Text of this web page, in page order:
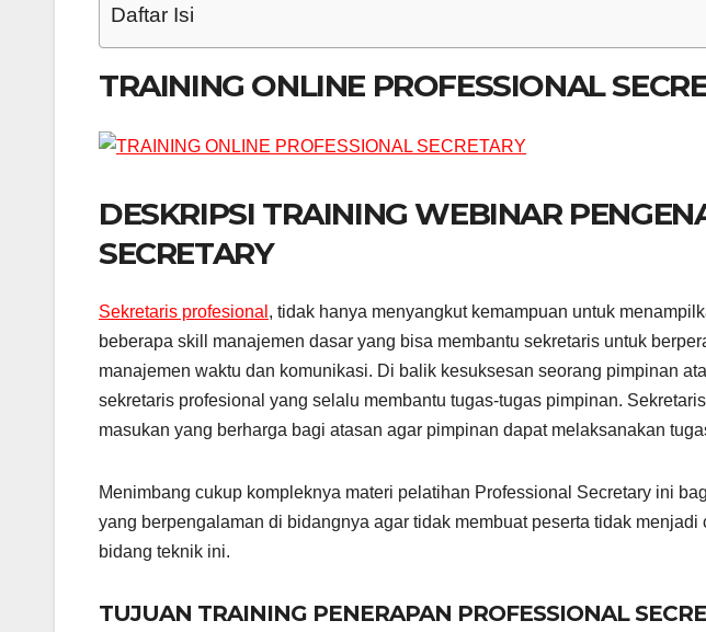
Daftar Isi
TRAINING ONLINE PROFESSIONAL
DESKRIPSI TRAINING WEBINAR
SECRETARY
Sekretaris profesional , tidak hanya menyangkut kemampuan untuk
beberapa skill manajemen dasar yang bisa membantu sekretaris untuk
manajemen waktu dan komunikasi. Di balik kesuksesan seorang pimpinan
sekretaris profesional yang selalu membantu tugas-tugas pimpinan.
masukan yang berharga bagi atasan agar pimpinan dapat melaksanakan
Menimbang cukup kompleknya materi pelatihan Professional Secretary ini
yang berpengalaman di bidangnya agar tidak membuat peserta tidak
bidang teknik ini.
TUJUAN TRAINING PENERAPAN PROFESSIONAL